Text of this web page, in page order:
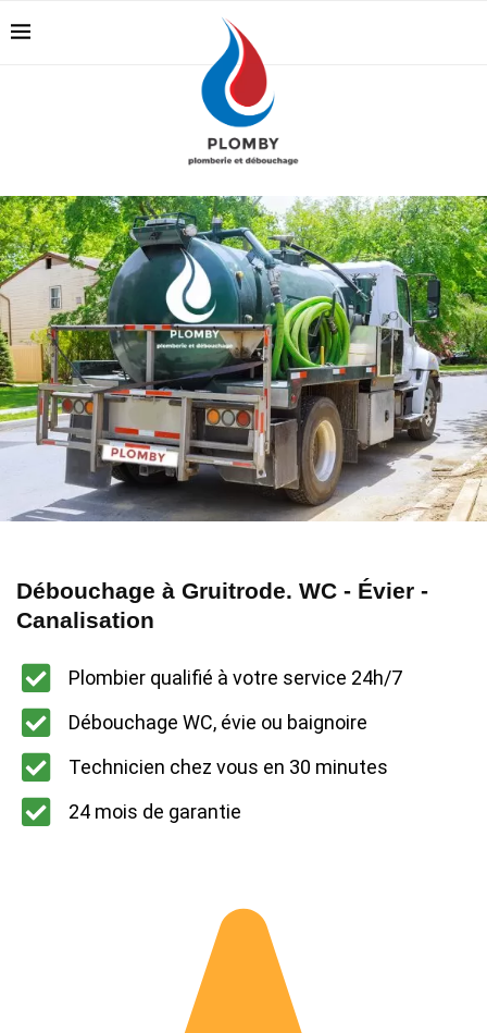
Débouchage à Gruitrode. WC - Évier -
Canalisation
Plombier qualifié à votre service 24h/7
Débouchage WC, évie ou baignoire
Technicien chez vous en 30 minutes
24 mois de garantie